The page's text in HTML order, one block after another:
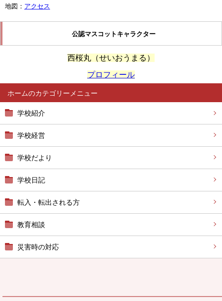
ホーム
学校紹介
学校経営
学校だより
学校日記
転入・転出される方
教育相談
災害時の対応
地図： アクセス
公認マスコットキャラクター
西桜丸（せいおうまる）
プロフィール